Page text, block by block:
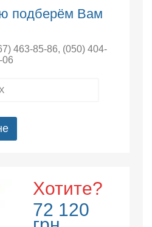
подберём Вам
463-85-86, (050) 404-
06
Хотите?
72 120